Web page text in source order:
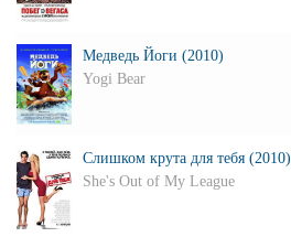
Медведь Йоги (2010)
Yogi Bear
Слишком крута для тебя (2010)
She's Out of My League